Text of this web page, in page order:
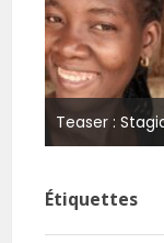
Teaser :
Étiquettes